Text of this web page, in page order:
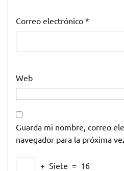
Correo electrónico *
Web
Guarda mi nombre, correo
navegador para la próxima
+ Siete = 16